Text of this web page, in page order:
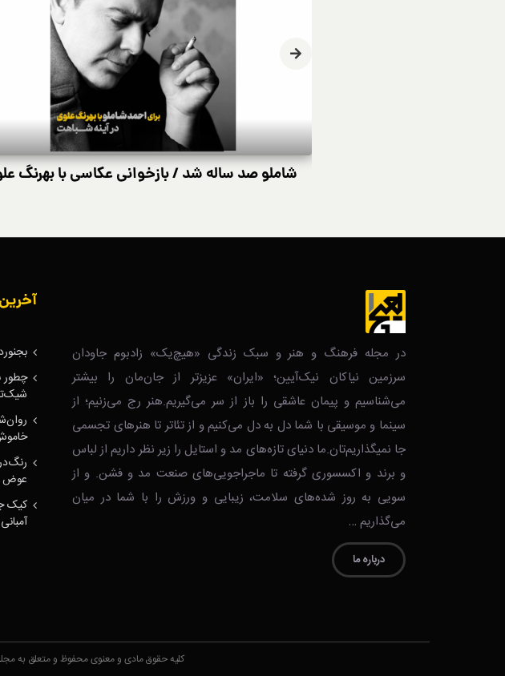
شاملو صد ساله شد / بازخوانی عکاسی با بهرنگ
در مجله فرهنگ و هنر و سبک زندگی‌ «هیچ‌یک» زادبوم جاودان
سرزمین نیاکان نیک‌‌‌آیین؛ «ایران» عزیزتر از جان‌مان را بیشتر
می‌شناسیم و پیمان عاشقی را باز از سر می‌گیریم.هنر رج می‌زنیم؛ از
سینما و موسیقی با شما دل به دل می‌کنیم و از تئاتر تا هنرهای تجسمی
جا نمیگذاریم‌تان.ما دنیای تازه‌های مد و استایل را زیر نظر داریم از لباس
و برند و اکسسوری گرفته تا ماجراجویی‌های صنعت مد و فشن. و از
سویی به روز شده‌های سلامت، زیبایی و ورزش را با شما در میان
می‌گذاریم …
درباره ما
چطور
عوض
آمبانی
کلیه حقوق مادی و معنوی محفوظ و متعلق به